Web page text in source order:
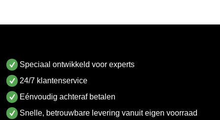
Speciaal ontwikkeld voor experts
24/7 klantenservice
Eénvoudig achteraf betalen
Snelle, betrouwbare levering vanuit eigen voorraad